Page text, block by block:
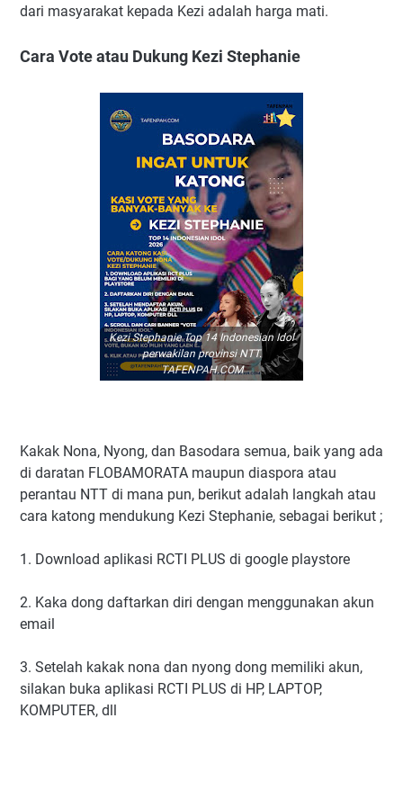
dari masyarakat kepada Kezi adalah harga mati.
Cara Vote atau Dukung Kezi Stephanie
Kezi Stephanie Top 14 Indonesian Idol
perwakilan provinsi NTT.
TAFENPAH.COM
Kakak Nona, Nyong, dan Basodara semua, baik yang ada
di daratan FLOBAMORATA maupun diaspora atau
perantau NTT di mana pun, berikut adalah langkah atau
cara katong mendukung Kezi Stephanie, sebagai berikut ;
1. Download aplikasi RCTI PLUS di google playstore
2. Kaka dong daftarkan diri dengan menggunakan akun
email
3. Setelah kakak nona dan nyong dong memiliki akun,
silakan buka aplikasi RCTI PLUS di HP, LAPTOP,
KOMPUTER, dll